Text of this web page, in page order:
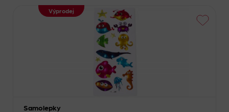
Výprodej
Samolepky